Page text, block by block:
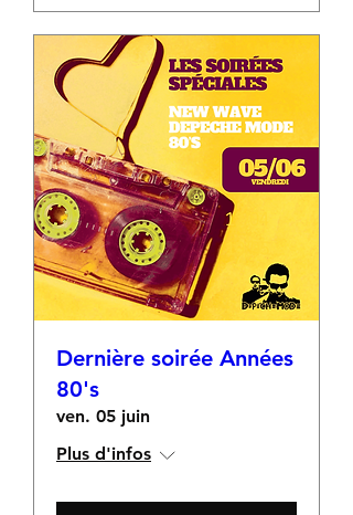
Dernière soirée Années
80's
ven. 05 juin
Plus d'infos